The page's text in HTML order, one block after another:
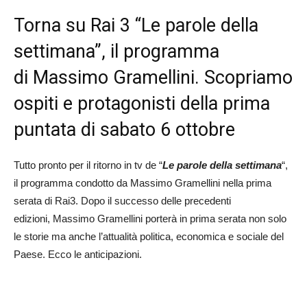
Torna su Rai 3 “Le parole della
settimana”, il programma
di Massimo Gramellini. Scopriamo
ospiti e protagonisti della prima
puntata di sabato 6 ottobre
Tutto pronto per il ritorno in tv de “Le parole della settimana“,
il programma condotto da Massimo Gramellini nella prima
serata di Rai3. Dopo il successo delle precedenti
edizioni, Massimo Gramellini porterà in prima serata non solo
le storie ma anche l’attualità politica, economica e sociale del
Paese. Ecco le anticipazioni.